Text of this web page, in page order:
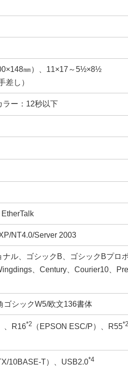
㎜）、11×17～5½×8½
差し）
ラー：12秒以下
NT4.0/Server 2003
ル、ゴシックB、ゴシックBプロ
、Century、Courier10、
ゴシックW5/欧文136書体
、R16*2 （EPSON ESC/P）、R55*2
10BASE-T）、USB2.0*4